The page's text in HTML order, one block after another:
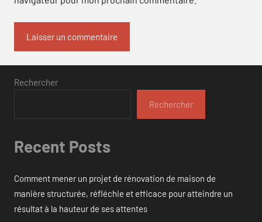
Rechercher
Rechercher
Recent Posts
Comment mener un projet de rénovation de maison de
manière structurée, réfléchie et efficace pour atteindre un
résultat à la hauteur de ses attentes